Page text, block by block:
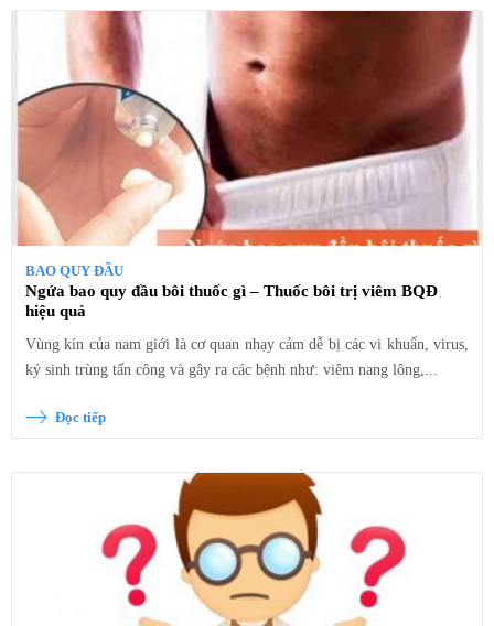
BAO QUY ĐẦU
Ngứa bao quy đầu bôi thuốc gì – Thuốc bôi trị viêm BQĐ
hiệu quả
Vùng kín của nam giới là cơ quan nhạy cảm dễ bị các vi khuẩn, virus,
ký sinh trùng tấn công và gây ra các bệnh như: viêm nang lông,...
Đọc tiếp